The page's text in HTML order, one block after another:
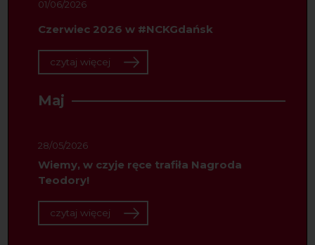
01/06/2026
Czerwiec 2026 w #NCKGdańsk
czytaj więcej
Maj
28/05/2026
Wiemy, w czyje ręce trafiła Nagroda
Teodory!
czytaj więcej